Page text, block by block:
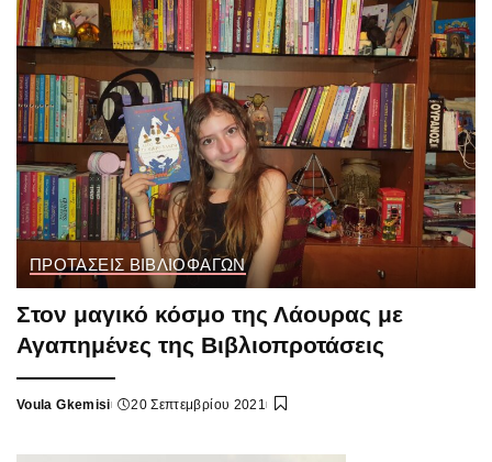
ΠΡΟΤΑΣΕΙΣ ΒΙΒΛΙΟΦΑΓΩΝ
Στον μαγικό κόσμο της Λάουρας με
Αγαπημένες της Βιβλιοπροτάσεις
Posted
Voula Gkemisi 20 Σεπτεμβρίου 2021